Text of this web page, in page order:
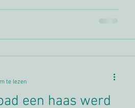
een haas werd
te lezen